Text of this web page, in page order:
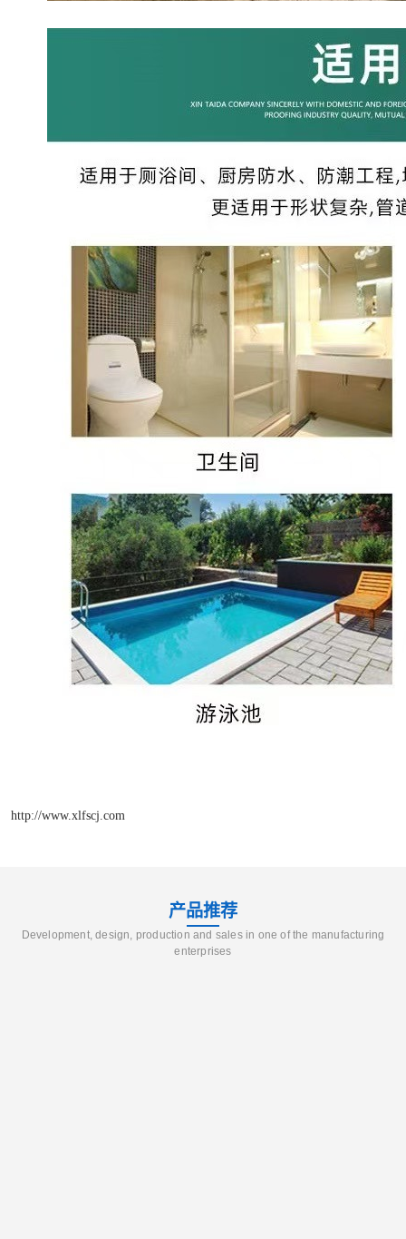
http://www.xlfscj.com
产品推荐
Development, design, production and sales in one of the manufacturing
enterprises